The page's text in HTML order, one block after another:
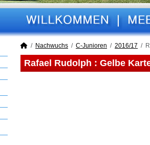
Nachwuchs C-Junioren 2016/17
Rafael Rudolph : Gelbe